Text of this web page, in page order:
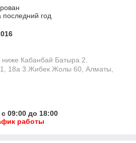
год
Батыра ㅤㅤㅤㅤㅤㅤㅤㅤㅤㅤㅤㅤㅤㅤ2.
18а 3.Жибек Жолы 60, Алматы,
09:00 до 18:00
работы